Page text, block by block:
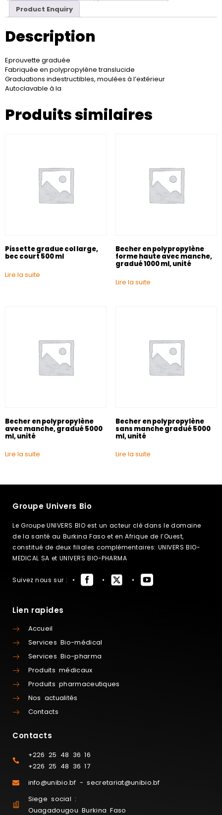
Product Enquiry
Description
Eprouvette graduée
Fabriquée en polypropylène translucide
Graduations indestructibles, moulées à l’extérieur
Autoclavable à la
Produits similaires
Pissette gradue col large,
bec court 500 ml
Lire la suite
Becher en polypropylène
forme haute avec manche,
gradué 1000 ml, unité
Lire la suite
Becher en polypropylène
avec manche, gradué 5000
ml, unité
Lire la suite
Becher en polypropylène
sans manche gradué 5000
ml, unité
Lire la suite
Groupe Univers Bio
Le Groupe UNIVERS BIO est un acteur clé dans le domaine
de la santé au Burkina Faso et en Afrique de l’Ouest,
constitué de deux filiales complémentaires: UNIVERS BIO-
MEDICAL SA et UNIVERS BIO-PHARMA
Suivez nous sur :
Lien rapides
Accueil
Services Bio-médical
Services Bio-pharma
Produits médicaux
Produits pharmaceutiques
Nos actualités
Contacts
Contacts
+226 25 48 36 16
+226 25 48 36 17
info@unibio.bf - secretariat@unibio.bf
Siege social :
Ouagadougou Burkina Faso